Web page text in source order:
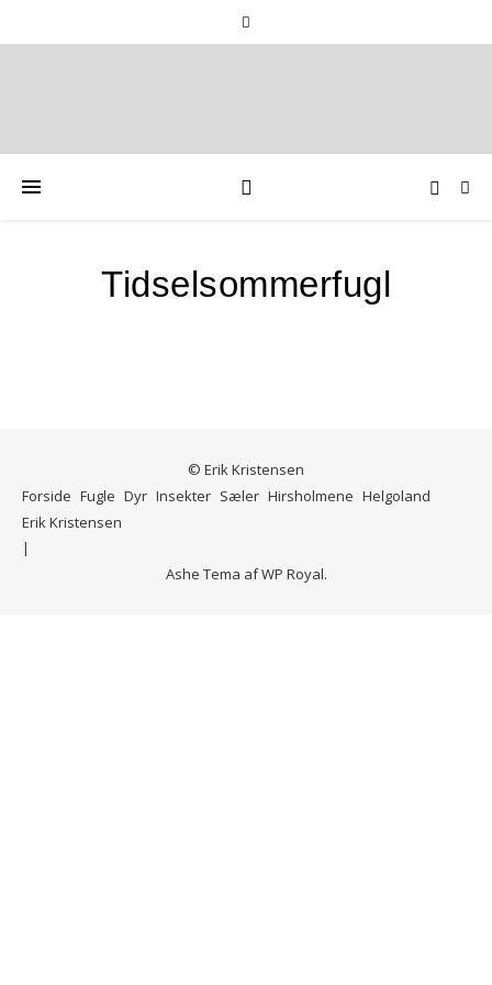
Tidselsommerfugl
© Erik Kristensen
Forside Fugle Dyr Insekter Sæler Hirsholmene Helgoland
Erik Kristensen
Ashe Tema afWP Royal.